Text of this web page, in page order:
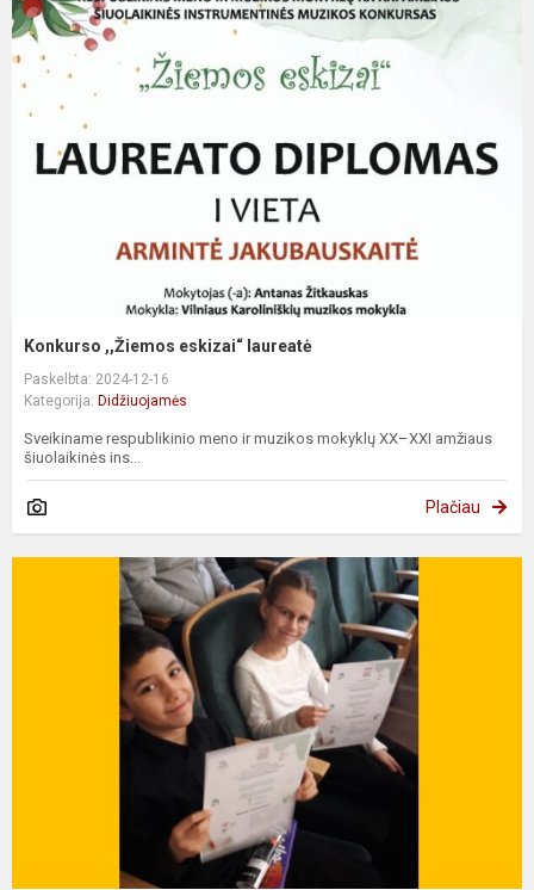
Konkurso ,,Žiemos eskizai“ laureatė
Paskelbta: 2024-12-16
Kategorija: Didžiuojamės
Sveikiname respublikinio meno ir muzikos mokyklų XX–XXI amžiaus
šiuolaikinės ins...
Plačiau